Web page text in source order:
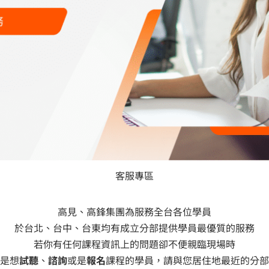
客服專區
高見、高鋒集團為服務全台各位學員
於台北、台中、台東均有成立分部提供學員最優質的服務
若你有任何課程資訊上的問題卻不便親臨現場時
想試聽 、 諮詢或是報名課程的學員，請與您居住地最近的分